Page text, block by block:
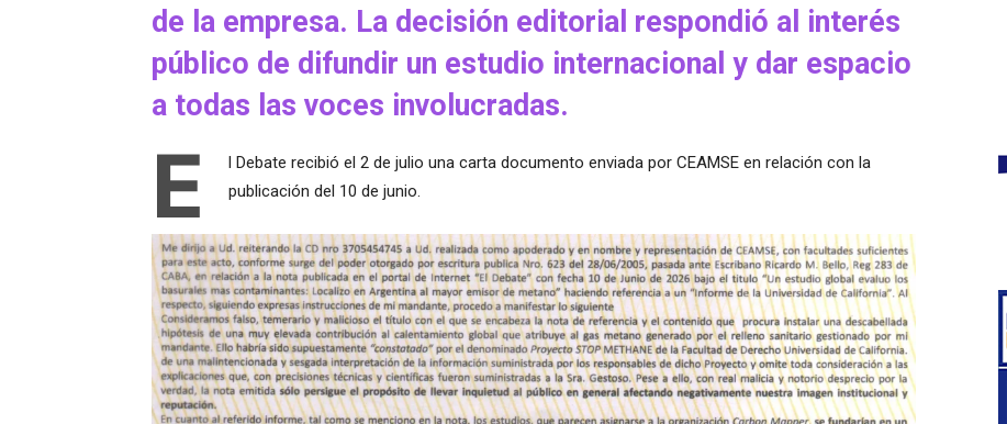
de la empresa. La decisión editorial respondió al interés
público de difundir un estudio internacional y dar espacio
a todas las voces involucradas.
E
l Debate recibió el 2 de julio una carta documento enviada por CEAMSE en relación con la
publicación del 10 de junio.